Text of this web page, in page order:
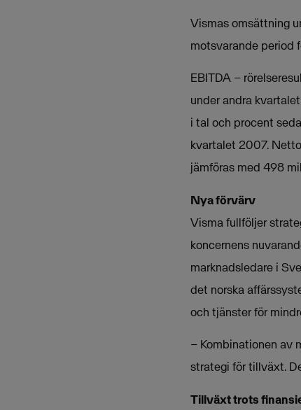
Vismas omsättning
motsvarande period
EBITDA –
under andra
i tal och procent
kvartalet 2007.
jämföras med 498
Nya förvärv
Visma fullföljer
koncernens
marknadsledare i
det norska
och tjänster för
– Kombinationen av
strategi för tillväxt.
Tillväxt trots